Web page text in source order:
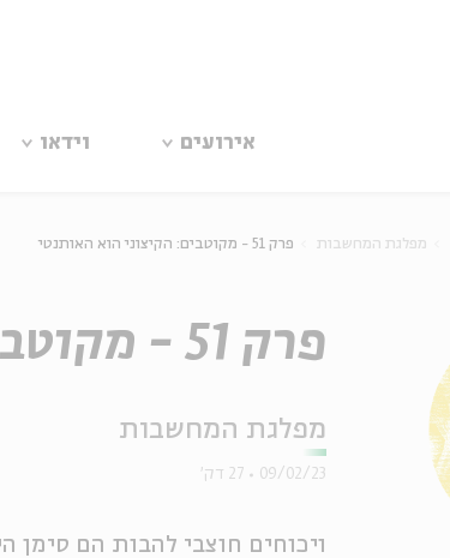
אירועים וידאו
מפלגת המחשבות פרק 51 - מקוטבים: הקיצוני הוא האותנטי
פרק 51 - מקוטבים: הקיצוני הוא האותנטי
מפלגת המחשבות
09/02/23 27 דק'
ויכוחים חוצבי להבות הם סימן